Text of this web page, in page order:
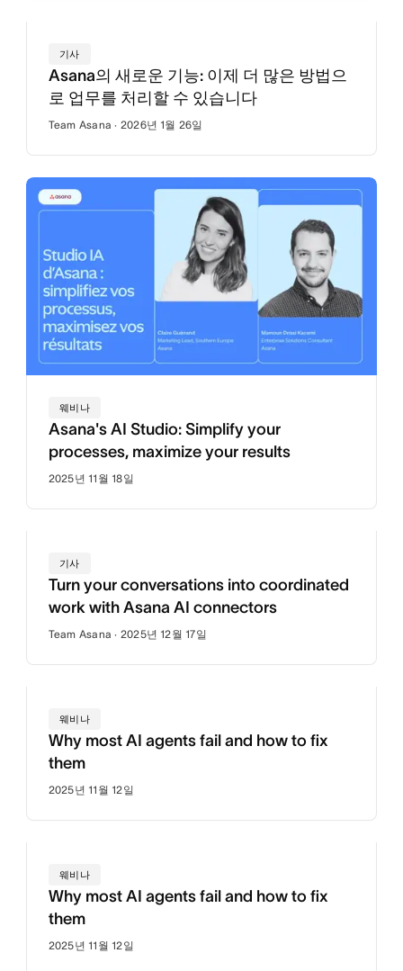
기사
Asana의 새로운 기능: 이제 더 많은 방법으
로 업무를 처리할 수 있습니다
Team Asana · 2026년 1월 26일
웨비나
Asana's AI Studio: Simplify your
processes, maximize your results
2025년 11월 18일
기사
Turn your conversations into coordinated
work with Asana AI connectors
Team Asana · 2025년 12월 17일
웨비나
Why most AI agents fail and how to fix
them
2025년 11월 12일
웨비나
Why most AI agents fail and how to fix
them
2025년 11월 12일